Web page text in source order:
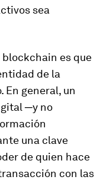
sea
es que
de la
En general, un
─y no
una clave
de quien hace
con las